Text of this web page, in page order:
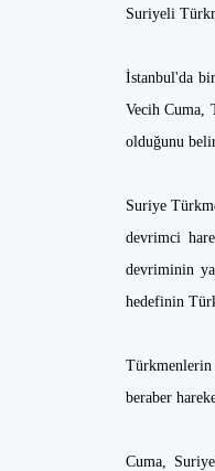
Suriyeli
İstanbul'da
Vecih Cuma,
olduğunu
Suriye
devrimci
devriminin
hedefinin
Türkmenlerin
beraber
Cuma,